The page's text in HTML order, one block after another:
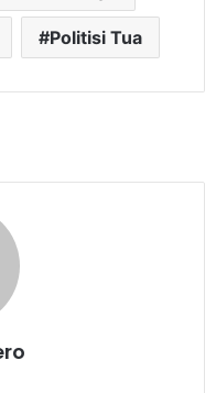
Politisi Tua